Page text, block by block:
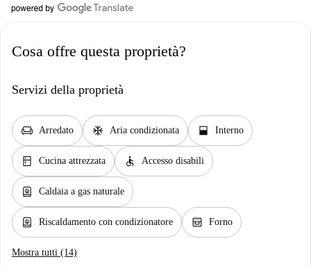
Cosa offre questa proprietà?
Servizi della proprietà
chair Arredato ac_unit Aria condizionata window_open Interno
kitchen Cucina attrezzata accessible Accesso disabili
water_heater Caldaia a gas naturale
water_heater Riscaldamento con condizionatore oven_gen Forno
Mostra tutti (14)